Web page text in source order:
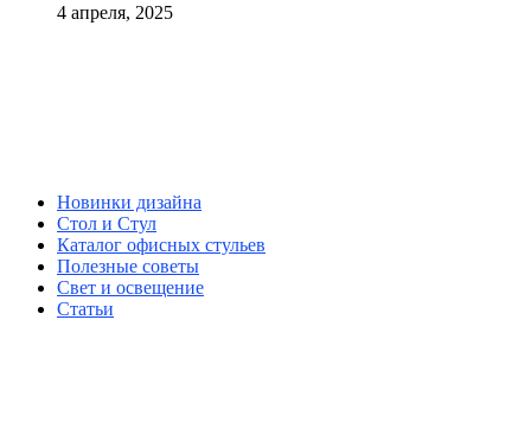
4 апреля, 2025
Новинки дизайна
Стол и Стул
Каталог офисных стульев
Полезные советы
Свет и освещение
Статьи